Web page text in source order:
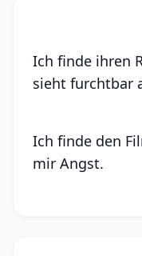
Ich finde ihren
sieht furchtbar
Ich finde den
mir Angst.